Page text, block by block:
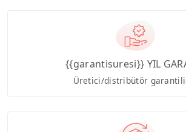
{{garantisuresi}} YIL
Üretici/distribütör